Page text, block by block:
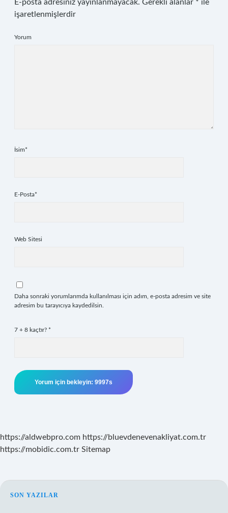
E-posta adresiniz yayınlanmayacak. Gerekli alanlar * ile
işaretlenmişlerdir
Yorum
İsim*
E-Posta*
Web Sitesi
Daha sonraki yorumlarımda kullanılması için adım, e-posta adresim ve site
adresim bu tarayıcıya kaydedilsin.
7 + 8 kaçtır? *
https://aldwebpro.com https://bluevdenevenakliyat.com.tr
https://mobidic.com.tr Sitemap
SIDEBAR
SON YAZILAR